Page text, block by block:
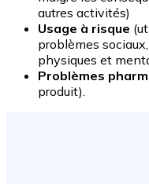
autres activités)
Usage à risque
problèmes
physiques et
Problèmes
produit).